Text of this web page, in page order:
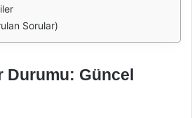
Sorular)
Durumu: Güncel